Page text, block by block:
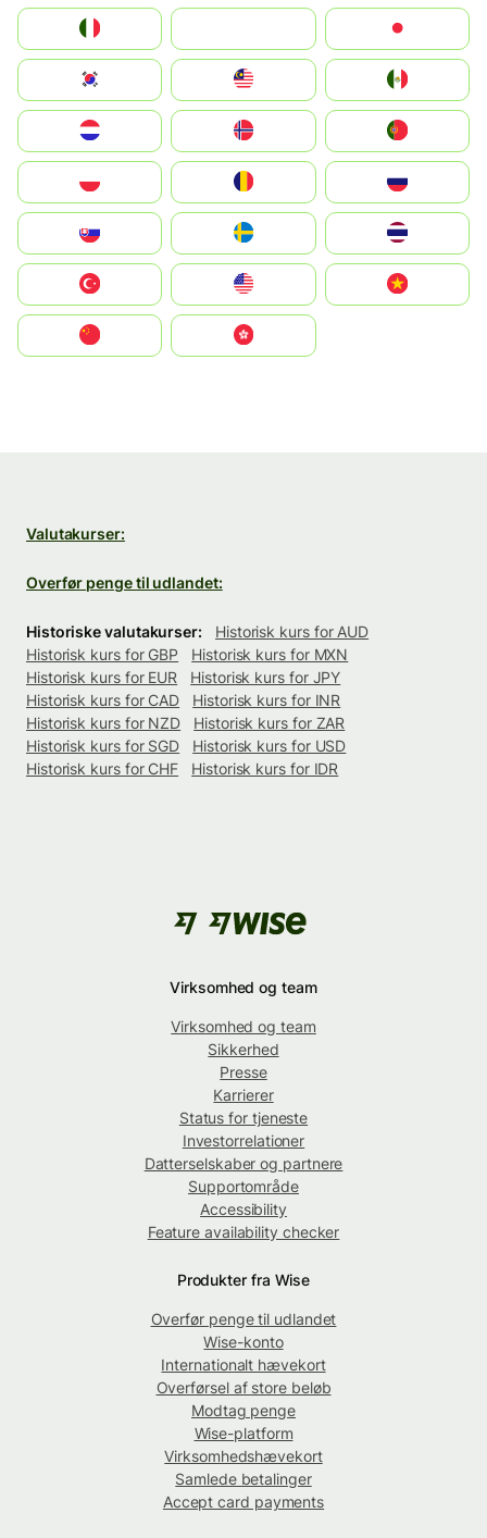
South Korea
United States
中國香港特別行政區
Valutakurser:
Overfør penge til udlandet:
Historiske valutakurser:
Historisk kurs for AUD
Historisk kurs for GBP
Historisk kurs for MXN
Historisk kurs for EUR
Historisk kurs for JPY
Historisk kurs for CAD
Historisk kurs for INR
Historisk kurs for NZD
Historisk kurs for ZAR
Historisk kurs for SGD
Historisk kurs for USD
Historisk kurs for CHF
Historisk kurs for IDR
Virksomhed og team
Virksomhed og team
Sikkerhed
Presse
Karrierer
Status for tjeneste
Investorrelationer
Datterselskaber og partnere
Supportområde
Accessibility
Feature availability checker
Produkter fra Wise
Overfør penge til udlandet
Wise-konto
Internationalt hævekort
Overførsel af store beløb
Modtag penge
Wise-platform
Virksomhedshævekort
Samlede betalinger
Accept card payments